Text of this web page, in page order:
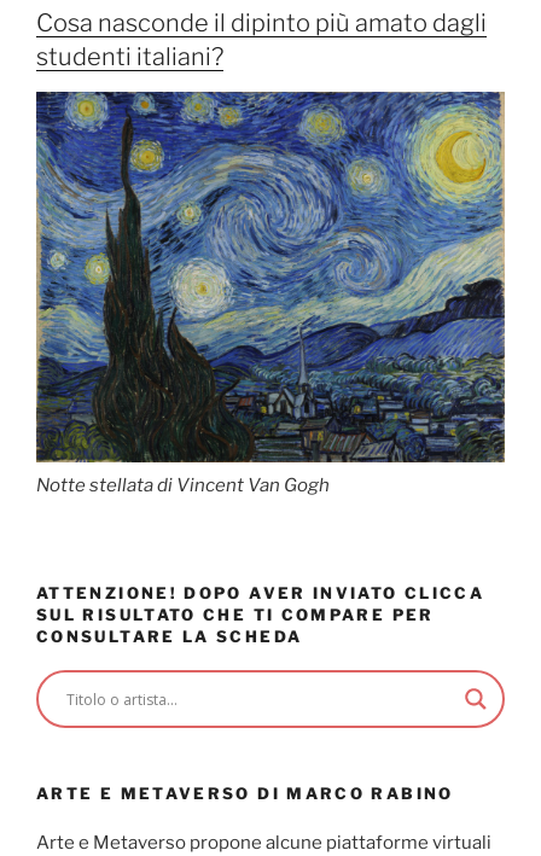
Cosa nasconde il dipinto più amato dagli
studenti italiani?
Notte stellata di Vincent Van Gogh
ATTENZIONE! DOPO AVER INVIATO CLICCA
SUL RISULTATO CHE TI COMPARE PER
CONSULTARE LA SCHEDA
ARTE E METAVERSO DI MARCO RABINO
Arte e Metaverso propone alcune piattaforme virtuali